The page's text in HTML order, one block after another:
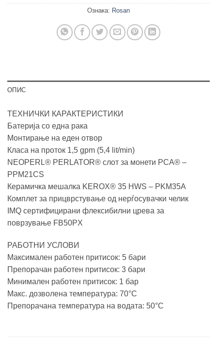
Ознака: Rosan
ОПИС
ТЕХНИЧКИ КАРАКТЕРИСТИКИ
Батерија со една рака
Монтирање на еден отвор
Класа на проток 1,5 gpm (5,4 lit/min)
NEOPERL® PERLATOR® слот за монети PCA® –
PPM21CS
Керамичка мешалка KEROX® 35 HWS – PKM35A
Комплет за прицврстување од нерѓосувачки челик
IMQ сертифицирани флексибилни црева за
поврзување FB50PX
РАБОТНИ УСЛОВИ
Максимален работен притисок: 5 бари
Препорачан работен притисок: 3 бари
Минимален работен притисок: 1 бар
Макс. дозволена температура: 70°C
Препорачана температура на водата: 50°C